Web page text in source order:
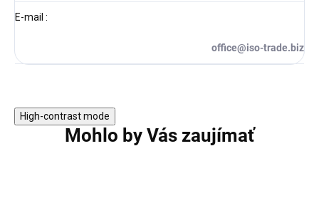
E-mail :
office@iso-trade.biz
High-contrast mode
Mohlo by Vás zaujímať